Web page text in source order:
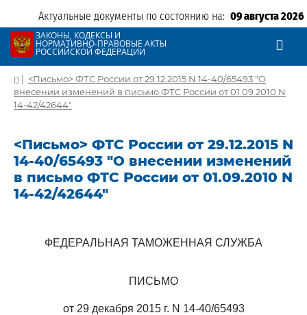
Актуальные документы по состоянию на: 09 августа 2026
ЗАКОНЫ, КОДЕКСЫ И
НОРМАТИВНО-ПРАВОВЫЕ АКТЫ
РОССИЙСКОЙ ФЕДЕРАЦИИ
| <Письмо> ФТС России от 29.12.2015 N 14-40/65493 "О
внесении изменений в письмо ФТС России от 01.09.2010 N
14-42/42644"
<Письмо> ФТС России от 29.12.2015 N
14-40/65493 "О внесении изменений
в письмо ФТС России от 01.09.2010 N
14-42/42644"
ФЕДЕРАЛЬНАЯ ТАМОЖЕННАЯ СЛУЖБА
ПИСЬМО
от 29 декабря 2015 г. N 14-40/65493